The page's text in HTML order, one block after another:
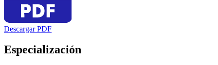
Descargar PDF
Especialización